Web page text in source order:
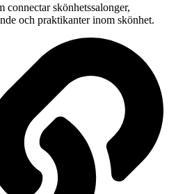
skönhetssalonger,
och praktikanter inom skönhet.